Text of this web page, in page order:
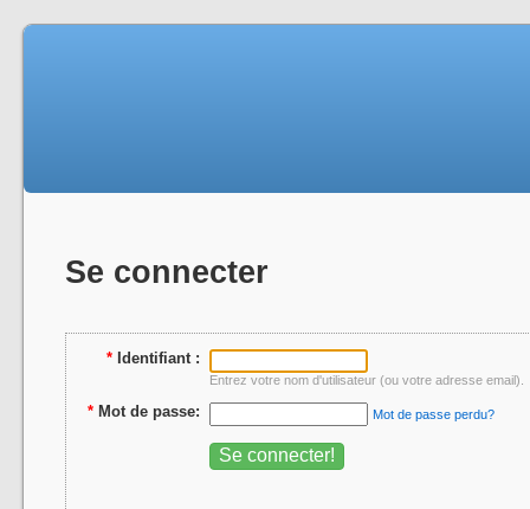
Se connecter
* Identifiant :
Entrez votre nom d'utilisateur (ou votre adresse email).
* Mot de passe: Mot de passe perdu?